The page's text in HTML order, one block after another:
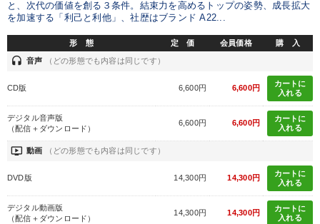
と、次代の価値を創る３条件。結束力を高めるトップの姿勢、成長拡大
を加速する「利己と利他」、社歴はブランド A22...
形 態 定 価 会員価格 購 入
headset 音声 （どの形態でも内容は同じです）
CD版 6,600円 6,600円
カートに
入れる
デジタル音声版
（配信＋ダウンロード）
6,600円 6,600円
カートに
入れる
ondemand_video 動画 （どの形態でも内容は同じです）
DVD版 14,300円 14,300円
カートに
入れる
デジタル動画版
（配信＋ダウンロード）
14,300円 14,300円
カートに
入れる